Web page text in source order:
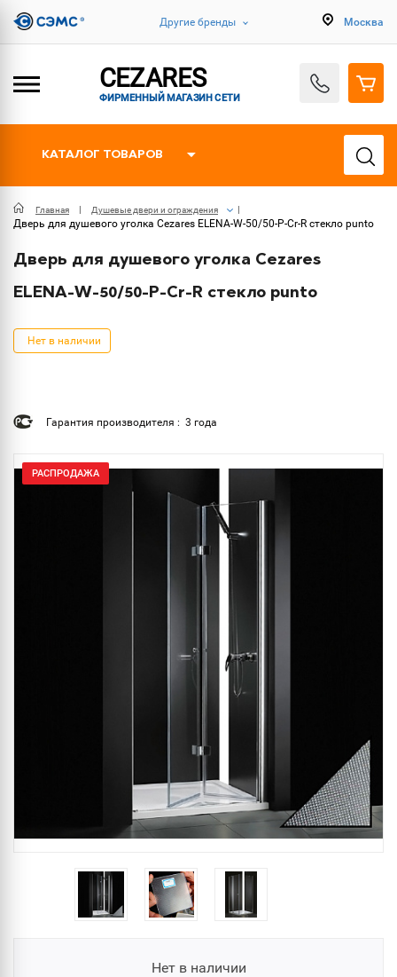
Другие бренды Москва
CEZARES
ФИРМЕННЫЙ МАГАЗИН СЕТИ
КАТАЛОГ ТОВАРОВ
Главная Душевые двери и ограждения
Дверь для душевого уголка Cezares ELENA-W-50/50-P-Cr-R стекло punto
Дверь для душевого уголка Cezares
ELENA-W-50/50-P-Cr-R стекло punto
Нет в наличии
Гарантия производителя : 3 года
РАСПРОДАЖА
Нет в наличии